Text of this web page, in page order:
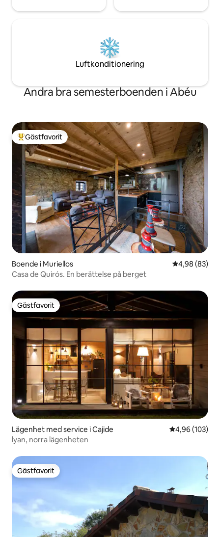
Luftkonditionering
Andra bra semesterboenden i Abéu
Populär gästfavorit
Gästfavorit
Boende i Muriellos 4,98 av 5 i
4,98 (83)
Casa de Quirós. En berättelse på berget
Gästfavorit
Gästfavorit
Lägenhet med service i Cajide 4,96 av 5 i
4,96 (103)
lyan, norra lägenheten
Gästfavorit
Gästfavorit